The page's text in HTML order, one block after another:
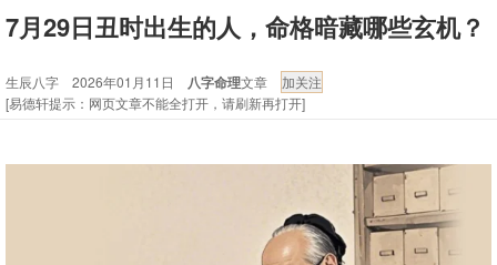
2026年化太岁锦囊属马、鼠、牛、龙、兔、狗、鸡生肖化太岁开始预
2026丙午年铁笔居士精批年运说明
2025-10-12
易德轩首席风水大师铁笔居士简介！！
易德轩易学ai，ai批八字紫微命理相学，ai智能体客服系统开通，欢迎
生辰八字
7月29日丑时出生的人，命格暗藏哪些玄机？
生辰八字 2026年01月11日 八字命理文章
[易德轩提示：网页文章不能全打开，请刷新再打开]